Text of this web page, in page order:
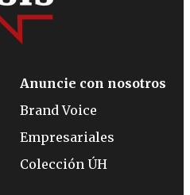
Anuncie con nosotros
Brand Voice
Empresariales
Colección ÚH